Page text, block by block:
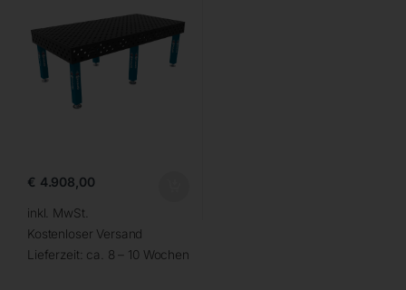
€ 4.908,00
inkl. MwSt.
Kostenloser Versand
Lieferzeit: ca. 8 – 10 Wochen